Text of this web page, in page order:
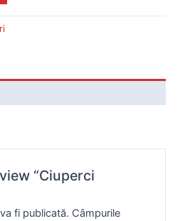
“Ciuperci
fi publicată. Câmpurile